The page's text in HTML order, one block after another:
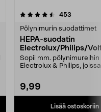
453
Pölynimurin suodattimet
HEPA-suodatin
Electrolux/Philips/
pölynimureihin
Sopii mm. pölynimureihin
Electrolux & Philips,
9,99
Lisää ostoskoriin
4.5 viidestä